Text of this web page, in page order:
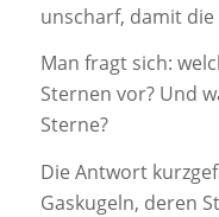
unscharf, damit
Man fragt sich:
Sternen vor? Und
Sterne?
Die Antwort
Gaskugeln, deren